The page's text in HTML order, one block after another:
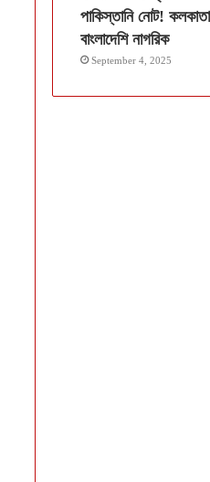
পাকিস্তানি নোট!
বাংলাদেশি নাগরিক
September 4, 2025